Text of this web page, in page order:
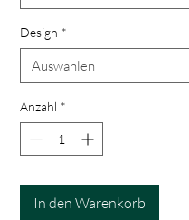
Design *
Auswählen
Anzahl *
In den Warenkorb